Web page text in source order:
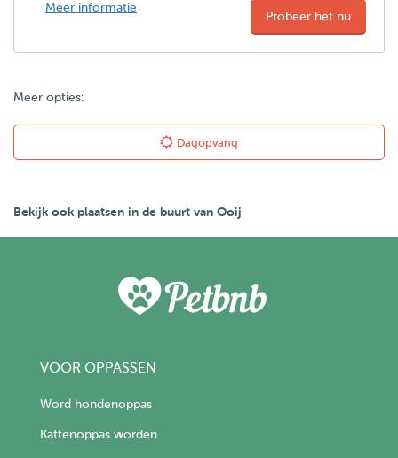
Meer informatie
Probeer het nu
Meer opties:
Dagopvang
Bekijk ook plaatsen in de buurt van Ooij
VOOR OPPASSEN
Word hondenoppas
Kattenoppas worden